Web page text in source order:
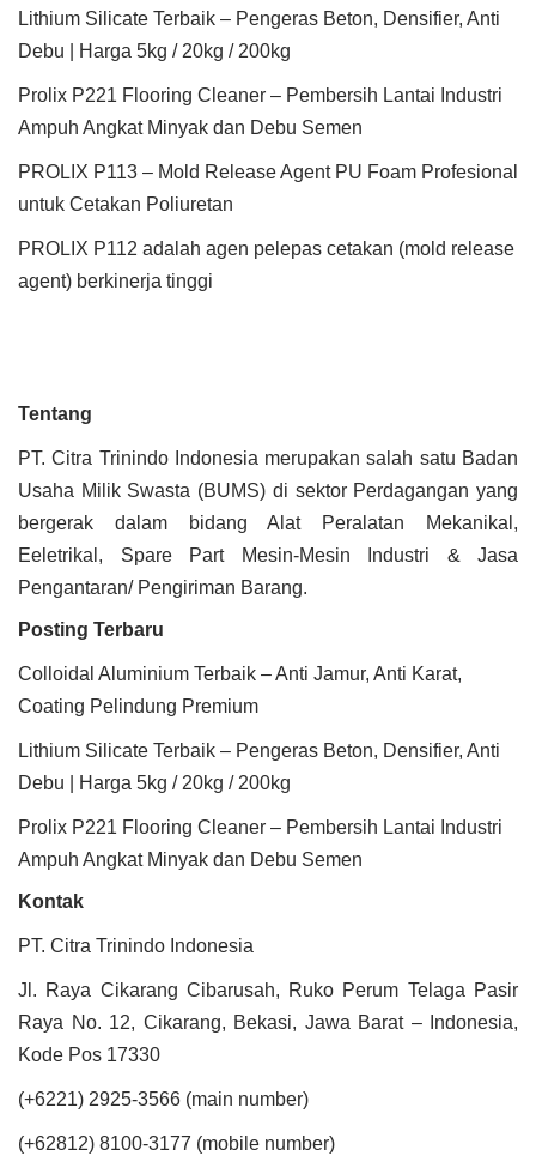
Lithium Silicate Terbaik – Pengeras Beton, Densifier, Anti
Debu | Harga 5kg / 20kg / 200kg
Prolix P221 Flooring Cleaner – Pembersih Lantai Industri
Ampuh Angkat Minyak dan Debu Semen
PROLIX P113 – Mold Release Agent PU Foam Profesional
untuk Cetakan Poliuretan
PROLIX P112 adalah agen pelepas cetakan (mold release
agent) berkinerja tinggi
Tentang
PT. Citra Trinindo Indonesia merupakan salah satu Badan
Usaha Milik Swasta (BUMS) di sektor Perdagangan yang
bergerak dalam bidang Alat Peralatan Mekanikal,
Eeletrikal, Spare Part Mesin-Mesin Industri & Jasa
Pengantaran/ Pengiriman Barang.
Posting Terbaru
Colloidal Aluminium Terbaik – Anti Jamur, Anti Karat,
Coating Pelindung Premium
Lithium Silicate Terbaik – Pengeras Beton, Densifier, Anti
Debu | Harga 5kg / 20kg / 200kg
Prolix P221 Flooring Cleaner – Pembersih Lantai Industri
Ampuh Angkat Minyak dan Debu Semen
Kontak
PT. Citra Trinindo Indonesia
Jl. Raya Cikarang Cibarusah, Ruko Perum Telaga Pasir
Raya No. 12, Cikarang, Bekasi, Jawa Barat – Indonesia,
Kode Pos 17330
(+6221) 2925-3566 (main number)
(+62812) 8100-3177 (mobile number)